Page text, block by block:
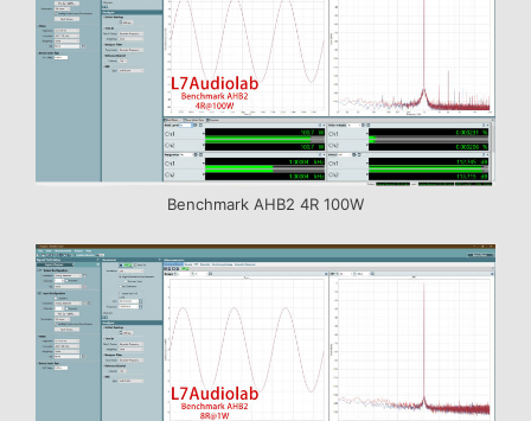
Benchmark AHB2 4R 100W